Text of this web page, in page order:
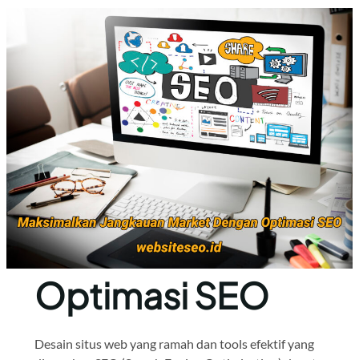
Optimasi SEO
Desain situs web yang ramah dan tools efektif yang